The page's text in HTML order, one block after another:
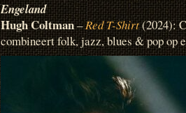
Engeland
Hugh Coltman–Red T-Shirt(2024):
combineert folk, jazz, blues & pop op